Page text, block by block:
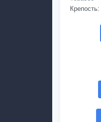
Крепость: